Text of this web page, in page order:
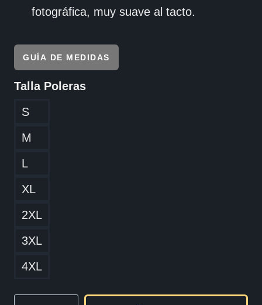
fotográfica, muy suave al tacto.
GUÍA DE MEDIDAS
Talla Poleras
S
M
L
XL
2XL
3XL
4XL